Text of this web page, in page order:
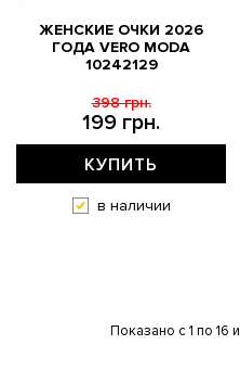
ЖЕНСКИЕ ОЧКИ 2026
ГОДА VERO MODA
10242129
199 грн.
398 грн.
КУПИТЬ
в наличии
Показано с 1 по 16